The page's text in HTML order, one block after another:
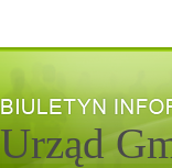
Urząd